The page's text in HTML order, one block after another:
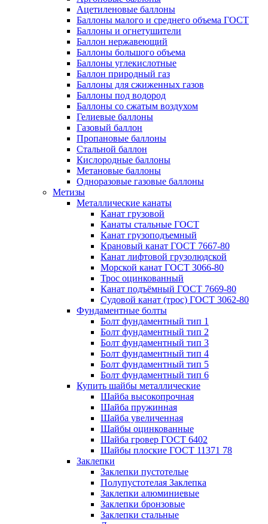
Ацетиленовые баллоны
Баллоны малого и среднего объема ГОСТ
Баллоны и огнетушители
Баллон нержавеющий
Баллоны большого объема
Баллоны углекислотные
Баллон природный газ
Баллоны для сжиженных газов
Баллоны под водород
Баллоны со сжатым воздухом
Гелиевые баллоны
Газовый баллон
Пропановые баллоны
Стальной баллон
Кислородные баллоны
Метановые баллоны
Одноразовые газовые баллоны
Метизы
Металлические канаты
Канат грузовой
Канаты стальные ГОСТ
Канат грузоподъемный
Крановый канат ГОСТ 7667-80
Канат лифтовой грузолюдской
Морской канат ГОСТ 3066-80
Трос оцинкованный
Канат подъёмный ГОСТ 7669-80
Судовой канат (трос) ГОСТ 3062-80
Фундаментные болты
Болт фундаментный тип 1
Болт фундаментный тип 2
Болт фундаментный тип 3
Болт фундаментный тип 4
Болт фундаментный тип 5
Болт фундаментный тип 6
Купить шайбы металлические
Шайба высокопрочная
Шайба пружинная
Шайба увеличенная
Шайбы оцинкованные
Шайба гровер ГОСТ 6402
Шайбы плоские ГОСТ 11371 78
Заклепки
Заклепки пустотелые
Полупустотелая Заклепка
Заклепки алюминиевые
Заклепки бронзовые
Заклепки стальные